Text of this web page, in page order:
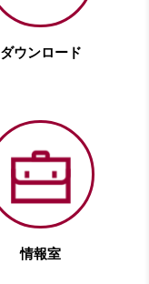
ダウンロード
情報室